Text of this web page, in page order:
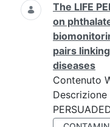
The LIFE
on
pairs
diseases
Contenuto